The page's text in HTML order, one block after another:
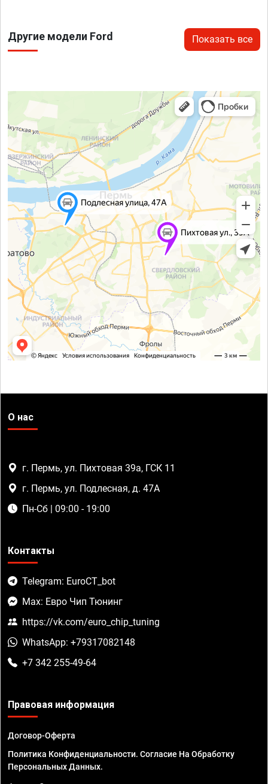
Другие модели Ford Показать все
О нас
г. Пермь, ул. Пихтовая 39а, ГСК 11
г. Пермь, ул. Подлесная, д. 47А
Пн-Сб | 09:00 - 19:00
Контакты
Telegram: EuroCT_bot
Max: Евро Чип Тюнинг
https://vk.com/euro_chip_tuning
WhatsApp: +79317082148
+7 342 255-49-64
Правовая информация
Договор-Оферта
Политика Конфиденциальности. Согласие На Обработку
Персональных Данных.